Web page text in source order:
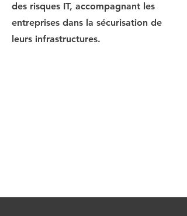
des risques IT, accompagnant les
entreprises dans la sécurisation de
leurs infrastructures.